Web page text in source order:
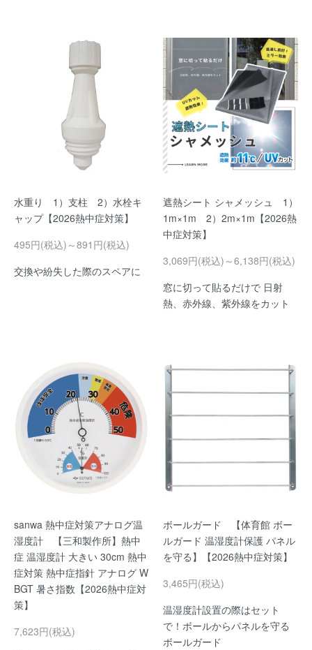
水重り 1）支柱 2）水栓キ
ャップ【2026熱中症対策】
495円(税込)～891円(税込)
交換や紛失した際のスペアに
遮熱シート シャメッシュ 1）
1m×1m 2）2m×1m【2026熱
中症対策】
3,069円(税込)～6,138円(税込)
窓に切って貼るだけで 日射
熱、赤外線、紫外線をカット
sanwa 熱中症対策アナログ温
湿度計 【三和製作所】熱中
症 温湿度計 大きい 30cm 熱中
症対策 熱中症指針 アナログ W
BGT 暑さ指数【2026熱中症対
策】
7,623円(税込)
ボールガード 【体育館 ボー
ルガード 温湿度計保護 パネル
を守る】【2026熱中症対策】
3,465円(税込)
温湿度計設置の際はセット
で！ボールからパネルを守る
ボールガード